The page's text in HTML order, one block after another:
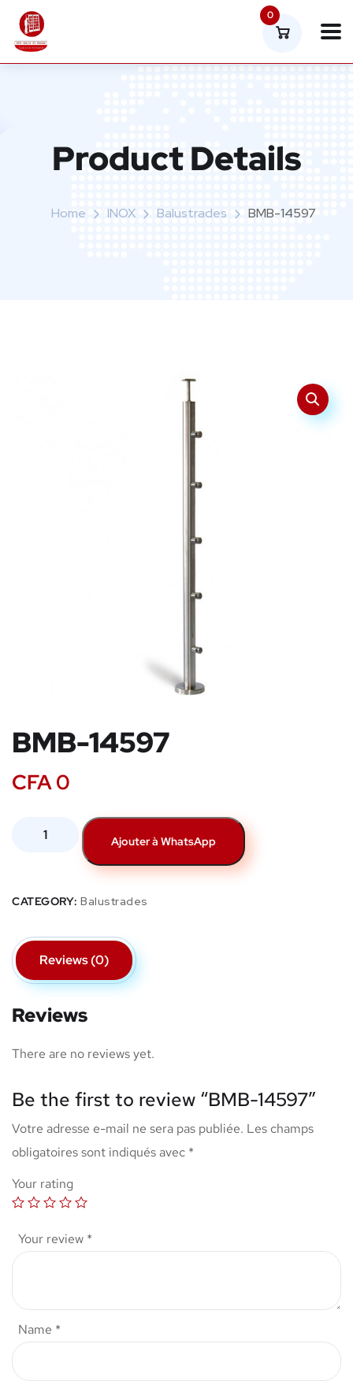
0
Product Details
Home INOX Balustrades BMB-14597
BMB-14597
CFA0
Ajouter à WhatsApp
CATEGORY: Balustrades
Reviews (0)
Reviews
There are no reviews yet.
Be the first to review “BMB-14597”
Votre adresse e-mail ne sera pas publiée. Les champs
obligatoires sont indiqués avec *
Your rating
Your review *
Name *